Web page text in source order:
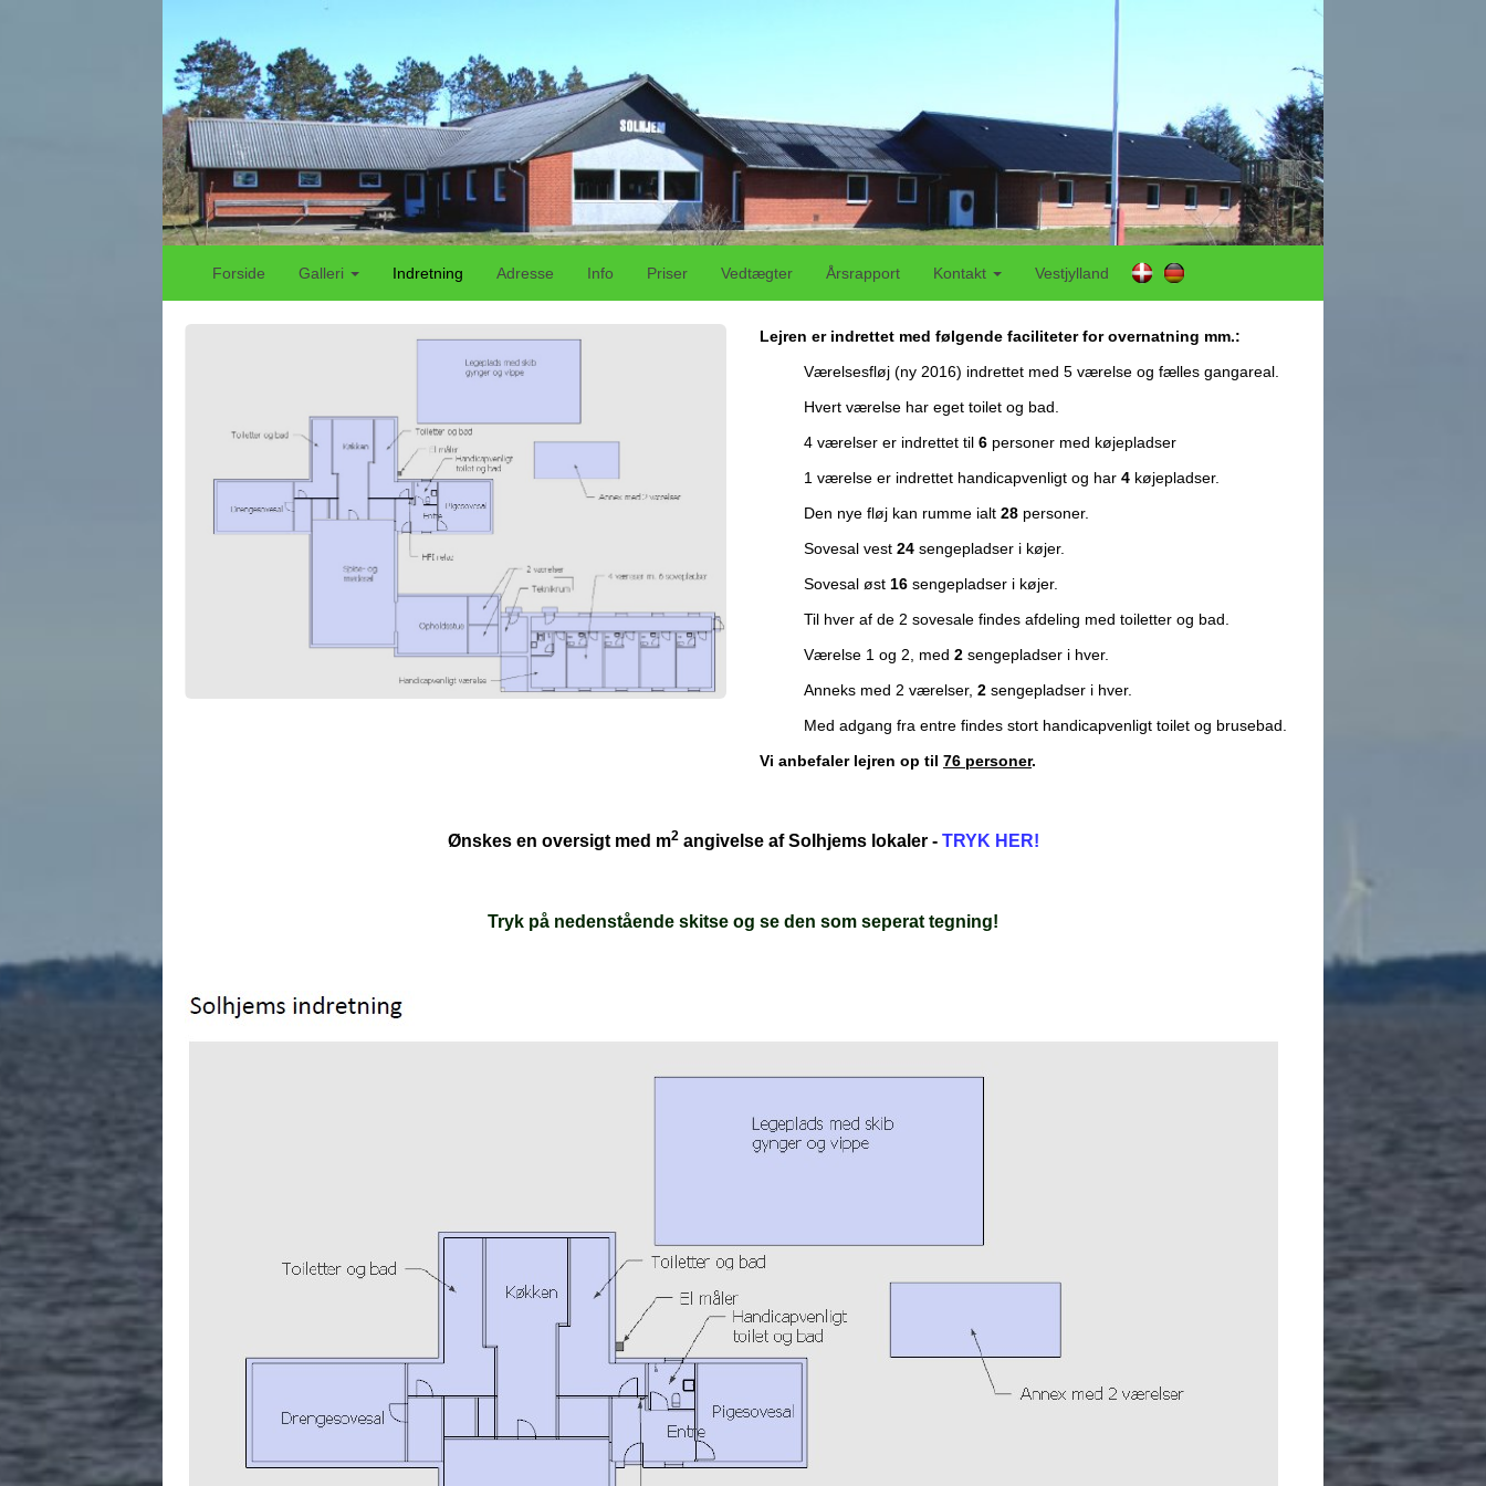
Forside Galleri Indretning Adresse Info Priser Vedtægter Årsrapport Kontakt Vestjylland
Lejren er indrettet med følgende faciliteter for overnatning mm.:
Værelsesfløj (ny 2016) indrettet med 5 værelse og fælles gangareal.
Hvert værelse har eget toilet og bad.
4 værelser er indrettet til 6 personer med køjepladser
1 værelse er indrettet handicapvenligt og har 4 køjepladser.
Den nye fløj kan rumme ialt 28 personer.
Sovesal vest 24 sengepladser i køjer.
Sovesal øst 16 sengepladser i køjer.
Til hver af de 2 sovesale findes afdeling med toiletter og bad.
Værelse 1 og 2, med 2 sengepladser i hver.
Anneks med 2 værelser, 2 sengepladser i hver.
Med adgang fra entre findes stort handicapvenligt toilet og brusebad.
Vi anbefaler lejren op til 76 personer.
Ønskes en oversigt med m2angivelse af Solhjems lokaler - TRYK HER!
Tryk på nedenstående skitse og se den som seperat tegning!